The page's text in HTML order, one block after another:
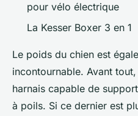
pour vélo électrique
La Kesser Boxer 3 en 1
Le poids du chien est
incontournable. Avant
harnais capable de
à poils. Si ce dernier est